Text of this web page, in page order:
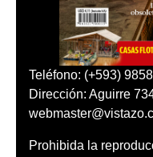
Teléfono: (+593)
Dirección: Aguirre
Prohibida la